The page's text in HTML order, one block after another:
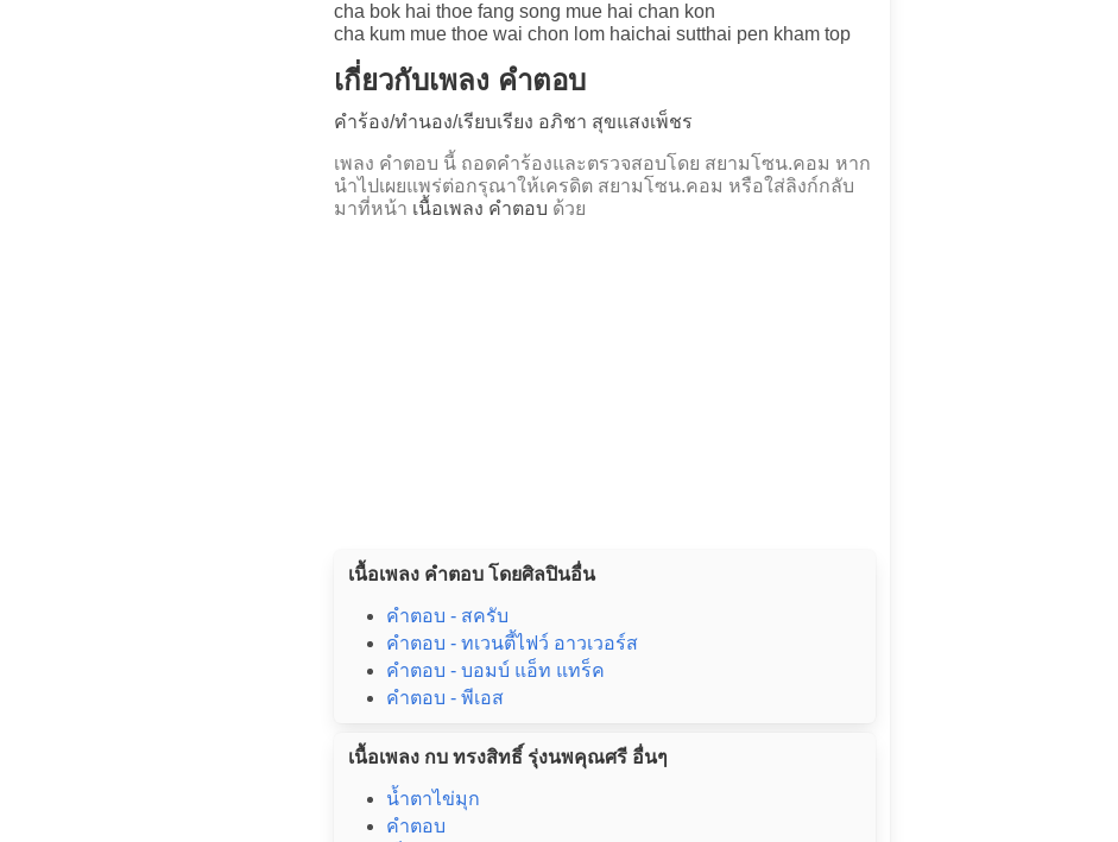
cha bok hai thoe fang song mue hai chan kon
cha kum mue thoe wai chon lom haichai sutthai pen kham top
เกี่ยวกับเพลง คำตอบ
คำร้อง/ทำนอง/เรียบเรียง อภิชา สุขแสงเพ็ชร
เพลง คำตอบ นี้ ถอดคำร้องและตรวจสอบโดย สยามโซน.คอม หาก
นำไปเผยแพร่ต่อกรุณาให้เครดิต สยามโซน.คอม หรือใส่ลิงก์กลับ
มาที่หน้า เนื้อเพลง คำตอบ ด้วย
เนื้อเพลง คำตอบ โดยศิลปินอื่น
คำตอบ - สครับ
คำตอบ - ทเวนตี้ไฟว์ อาวเวอร์ส
คำตอบ - บอมบ์ แอ็ท แทร็ค
คำตอบ - พีเอส
เนื้อเพลง กบ ทรงสิทธิ์ รุ่งนพคุณศรี อื่นๆ
น้ำตาไข่มุก
คำตอบ